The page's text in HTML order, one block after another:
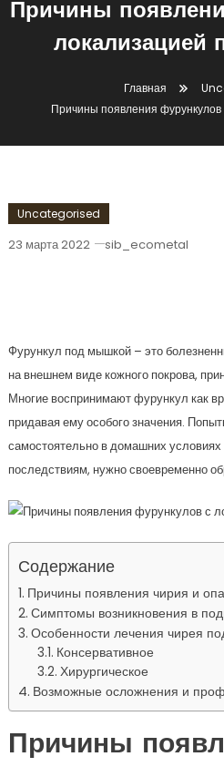
Причины
локализацией
Главная
Причины появления
Uncategorised
23 марта 2022 sib_ecometal
Фурункул под мышкой – это
на внешнем виде кожного покрова,
Многие воспринимают фурункул как
придавая ему особого значения.
самостоятельно в домашних условиях
последствиям, нужно своевременно
Содержание
Причины появления чирия и
Симптомы возникновения в
Особенности лечения чирея
Консервативное
Хирургическое
Возможные осложнения и
Причины